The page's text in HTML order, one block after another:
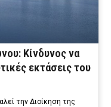
Κίνδυνος να
εκτάσεις του
την Διοίκηση της